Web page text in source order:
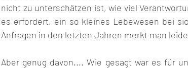
nicht zu unterschätzen ist, wie viel
es erfordert, ein so kleines Lebewesen bei
Anfragen in den letzten Jahren merkt man
Aber genug davon.... Wie gesagt war es für